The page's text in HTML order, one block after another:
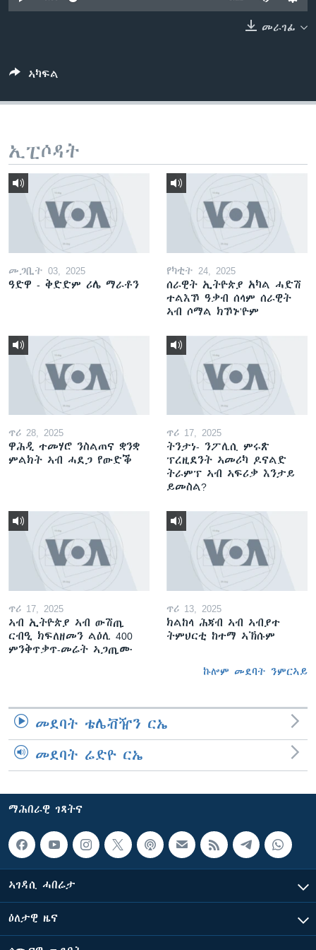
ቂሔ ጽልሚ
መራገፊ
ኣካፍል
ኢፒሶዳት
መጋቢት 03, 2025
ዓድዋ - ቅድድም ሪሌ ማራቶን
የካቲት 24, 2025
ሰራዊት ኢትዮጵያ አካል ሓድሽ
ተልእኾ ዓቃብ ሰላም ሰራዊት
ኣብ ሶማል ክኾኑ'ዮም
ጥሪ 28, 2025
ዋሕዲ ተመሃሮ ንስልጠና ቋንቋ
ምልክት ኣብ ሓደጋ የውድቕ
ጥሪ 17, 2025
ትንታነ- ንፖሊሲ ምሩጽ
ፕረዚደንት ኣመሪካ ዶናልድ
ትራምፕ ኣብ ኣፍሪቃ እንታይ
ይመስል?
ጥሪ 17, 2025
ኣብ ኢትዮጵያ ኣብ ውሽጢ
ርብዒ ክፍለዘመን ልዕሊ 400
ምንቅጥቃጥ-መሬት ኣጋጢሙ
ጥሪ 13, 2025
ክልከላ ሕጃብ ኣብ ኣብያተ
ትምህርቲ ከተማ ኣኽሱም
ኩሎም መደባት ንምርኣይ
መደባት ቴሌቭዥን ርኤ
መደባት ሬድዮ ርኤ
ማሕበራዊ ገጻትና
ኣገዳሲ ሓበሬታ
ዕለታዊ ዜና